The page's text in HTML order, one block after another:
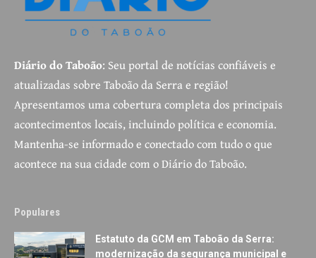
Diário do Taboão: Seu portal de notícias confiáveis e
atualizadas sobre Taboão da Serra e região!
Apresentamos uma cobertura completa dos principais
acontecimentos locais, incluindo política e economia.
Mantenha-se informado e conectado com tudo o que
acontece na sua cidade com o Diário do Taboão.
Populares
Estatuto da GCM em Taboão da Serra:
modernização da segurança municipal e